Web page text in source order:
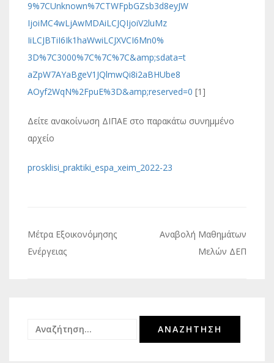
9%7CUnknown%7CTWFpbGZsb3d8eyJW
IjoiMC4wLjAwMDAiLCJQIjoiV2luMz
IiLCJBTiI6Ik1haWwiLCJXVCI6Mn0%
3D%7C3000%7C%7C%7C&amp;sdata=t
aZpW7AYaBgeV1JQlmwQi8i2aBHUbe8
AOyf2WqN%2FpuE%3D&amp;reserved=0 [1]
Δείτε ανακοίνωση ΔΙΠΑΕ στο παρακάτω συνημμένο
αρχείο
prosklisi_praktiki_espa_xeim_2022-23
Πλοήγηση
άρθρων
Μέτρα Εξοικονόμησης
Ενέργειας
Αναβολή Μαθημάτων
Μελών ΔΕΠ
Αναζήτηση